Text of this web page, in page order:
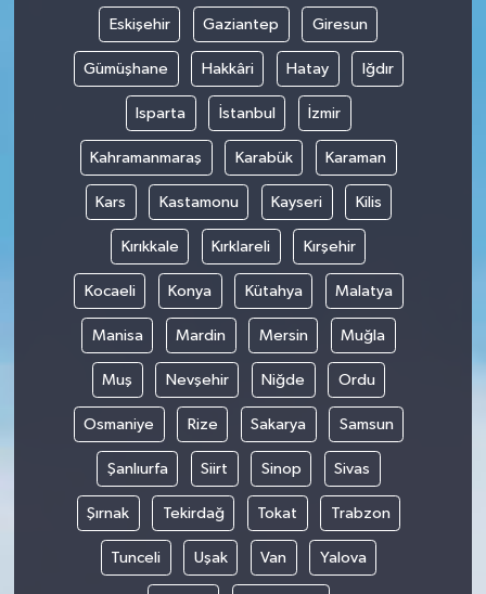
Eskişehir Gaziantep Giresun
Gümüşhane Hakkâri Hatay Iğdır
Isparta İstanbul İzmir
Kahramanmaraş Karabük Karaman
Kars Kastamonu Kayseri Kilis
Kırıkkale Kırklareli Kırşehir
Kocaeli Konya Kütahya Malatya
Manisa Mardin Mersin Muğla
Muş Nevşehir Niğde Ordu
Osmaniye Rize Sakarya Samsun
Şanlıurfa Siirt Sinop Sivas
Şırnak Tekirdağ Tokat Trabzon
Tunceli Uşak Van Yalova